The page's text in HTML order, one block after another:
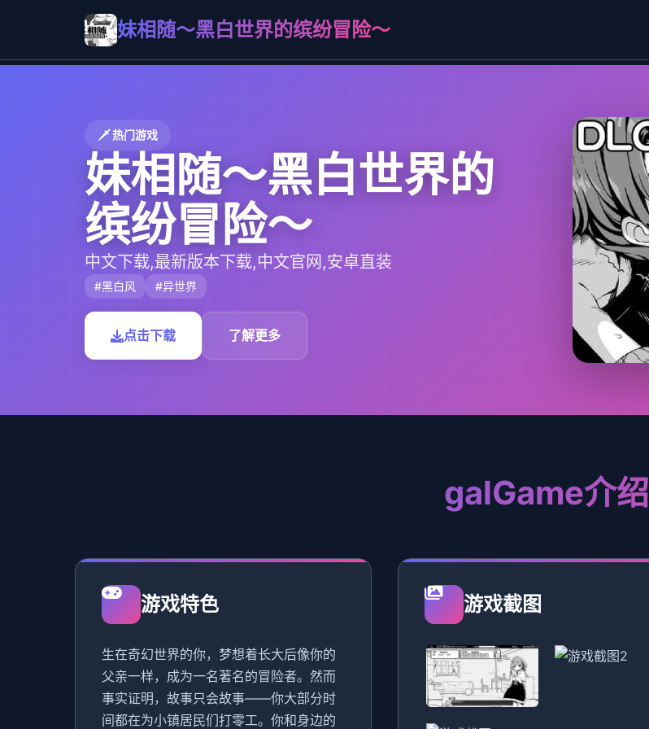
妹相随～黑白世界的缤纷冒险～
🗡️ 热门游戏
妹相随～黑白世界的
缤纷冒险～
中文下载,最新版本下载,中文官网,安卓直装
#黑白风 #异世界
点击下载 了解更多
galGame介绍
游戏特色
生在奇幻世界的你，梦想着长大后像你的
父亲一样，成为一名著名的冒险者。然而
事实证明，故事只会故事——你大部分时
间都在为小镇居民们打零工。你和身边的
游戏截图